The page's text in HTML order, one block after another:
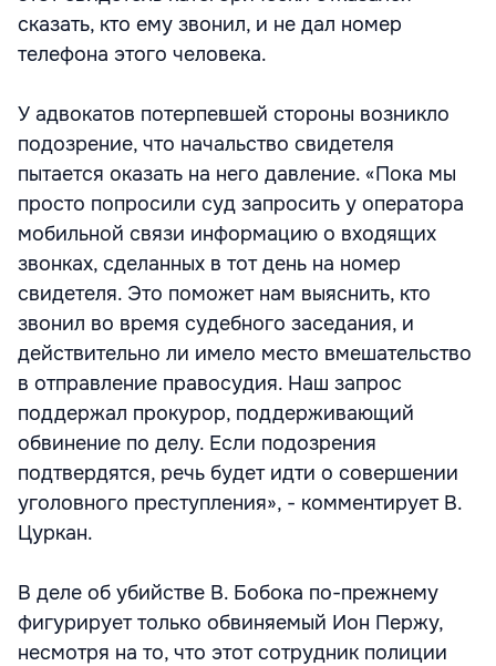
сказать, кто ему звонил, и не дал номер
телефона этого человека.
У адвокатов потерпевшей стороны возникло
подозрение, что начальство свидетеля
пытается оказать на него давление. «Пока мы
просто попросили суд запросить у оператора
мобильной связи информацию о входящих
звонках, сделанных в тот день на номер
свидетеля. Это поможет нам выяснить, кто
звонил во время судебного заседания, и
действительно ли имело место вмешательство
в отправление правосудия. Наш запрос
поддержал прокурор, поддерживающий
обвинение по делу. Если подозрения
подтвердятся, речь будет идти о совершении
уголовного преступления», - комментирует В.
Цуркан.
В деле об убийстве В. Бобока по-прежнему
фигурирует только обвиняемый Ион Пержу,
несмотря на то, что этот сотрудник полиции